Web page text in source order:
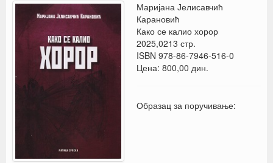
Маријана Јелисавчић
Карановић
Како се калио хорор
2025,0213 стр.
ISBN 978-86-7946-516-0
Цена: 800,00 дин.
Образац за поручивање: